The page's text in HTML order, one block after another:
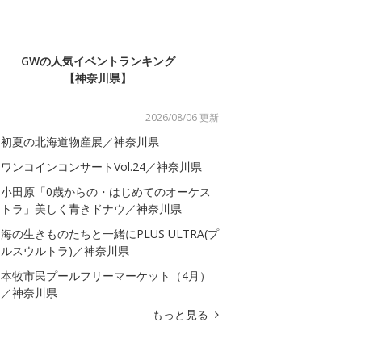
GWの人気イベントランキング
【神奈川県】
2026/08/06 更新
初夏の北海道物産展／神奈川県
ワンコインコンサートVol.24／神奈川県
小田原「0歳からの・はじめてのオーケス
トラ」美しく青きドナウ／神奈川県
海の生きものたちと一緒にPLUS ULTRA(プ
ルスウルトラ)／神奈川県
本牧市民プールフリーマーケット（4月）
／神奈川県
もっと見る